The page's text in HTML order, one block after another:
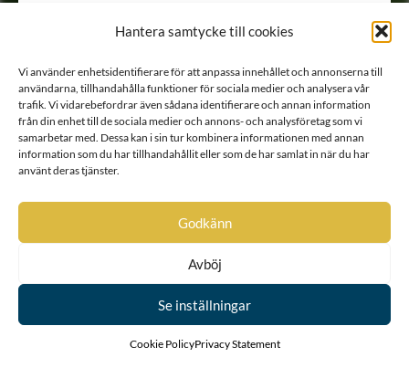
Hantera samtycke till cookies
Vi använder enhetsidentifierare för att anpassa innehållet och annonserna till
användarna, tillhandahålla funktioner för sociala medier och analysera vår
trafik. Vi vidarebefordrar även sådana identifierare och annan information
från din enhet till de sociala medier och annons- och analysföretag som vi
samarbetar med. Dessa kan i sin tur kombinera informationen med annan
information som du har tillhandahållit eller som de har samlat in när du har
använt deras tjänster.
Godkänn
Avböj
Se inställningar
Cookie PolicyPrivacy Statement
Ehrenström
Ehrensvärd
1123 B
Ehrnrooth
837
von Eich
Ointroducerad
von Eichler
994
von Eisen
(121)
Ekeblad
350
Ekegren
Ekehielm
476
Ekenberg
Ekesköld
Ointroducerad
Ekholt
Ekholt
Eldstierna